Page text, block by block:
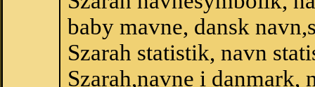
baby mavne, dansk
Szarah statistik, navn
Szarah,navne i